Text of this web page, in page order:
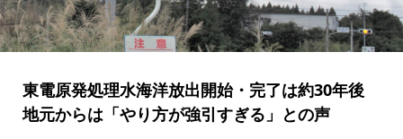
東電原発処理水海洋放出開始・完了は約30年後
地元からは「やり方が強引すぎる」との声